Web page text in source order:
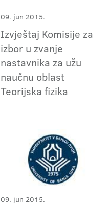
09. jun 2015.
Izvještaj Komisije za
izbor u zvanje
nastavnika za užu
naučnu oblast
Teorijska fizika
09. jun 2015.